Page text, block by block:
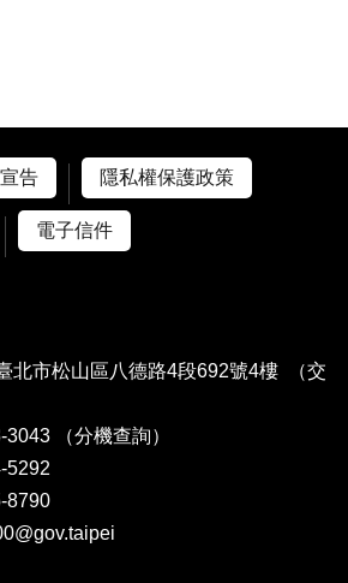
告
隱私權保護政策
電子信件
市松山區八德路4段692號4樓
（交
（分機查詢）
5292
8790